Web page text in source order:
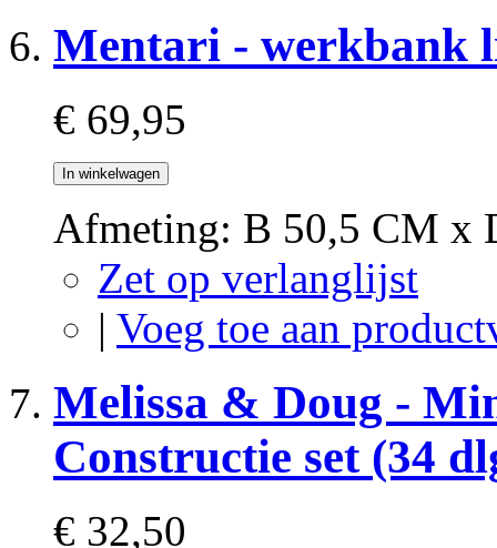
Mentari - werkbank
€ 69,95
In winkelwagen
Afmeting: B 50,5 CM x
Zet op verlanglijst
| Voeg toe aan
Melissa & Doug -
Constructie set (34
€ 32,50